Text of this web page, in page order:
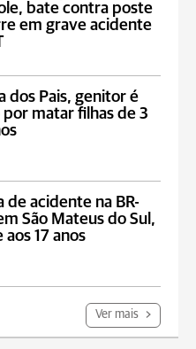
bate contra poste
em grave acidente
dos Pais, genitor é
por matar filhas de 3
de acidente na BR-
São Mateus do Sul,
aos 17 anos
Ver mais